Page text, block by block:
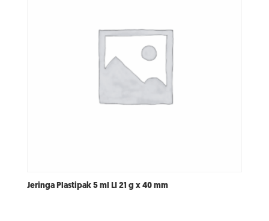
Jeringa Plastipak 5 ml LI 21 g x 40 mm